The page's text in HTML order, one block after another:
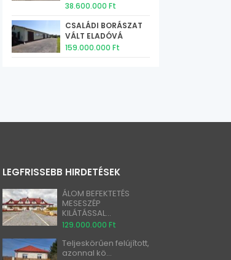
38.600.000 Ft
CSALÁDI BORÁSZAT
VÁLT ELADÓVÁ
159.000.000 Ft
LEGFRISSEBB HIRDETÉSEK
ÁLOM BEFEKTETÉS
MESESZÉP
KILÁTÁSSAL...
129.000.000 Ft
Teljeskörűen felújított,
azonnal kö...